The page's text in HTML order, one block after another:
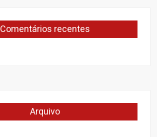
Comentários recentes
Arquivo